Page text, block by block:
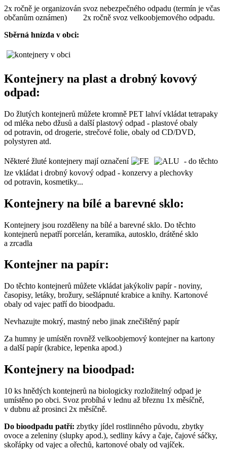
2x ročně je organizován svoz nebezpečného odpadu (termín je včas
občanům oznámen) 2x ročně svoz velkoobjemového odpadu.
Sběrná hnízda v obci:
Kontejnery na plast a drobný kovový
odpad:
Do žlutých kontejnerů můžete kromně PET lahví vkládat tetrapaky
od mléka nebo džusů a další plastový odpad - plastové obaly
od potravin, od drogerie, strečové folie, obaly od CD/DVD,
polystyren atd.
Některé žluté kontejnery mají označení
- do těchto
lze vkládat i drobný kovový odpad - konzervy a plechovky
od potravin, kosmetiky...
Kontejnery na bílé a barevné sklo:
Kontejnery jsou rozděleny na bílé a barevné sklo. Do těchto
kontejnerů nepatří porcelán, keramika, autosklo, drátěné sklo
a zrcadla
Kontejner na papír:
Do těchto kontejnerů můžete vkládat jakýkoliv papír - noviny,
časopisy, letáky, brožury, sešlápnuté krabice a knihy. Kartonové
obaly od vajec patří do bioodpadu.
Nevhazujte mokrý, mastný nebo jinak znečištěný papír
Za humny je umístěn rovněž velkoobjemový kontejner na kartony
a další papír (krabice, lepenka apod.)
Kontejnery na bioodpad:
10 ks hnědých kontejnerů na biologicky rozložitelný odpad je
umístěno po obci. Svoz probíhá v lednu až březnu 1x měsíčně,
v dubnu až prosinci 2x měsíčně.
Do bioodpadu patří: zbytky jídel rostlinného původu, zbytky
ovoce a zeleniny (slupky apod.), sedliny kávy a čaje, čajové sáčky,
skořápky od vajec a ořechů, kartonové obaly od vajíček.